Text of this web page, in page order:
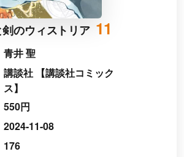
のウィストリア 11
青井 聖
講談社 【講談社コミック
ス】
550円
2024-11-08
176